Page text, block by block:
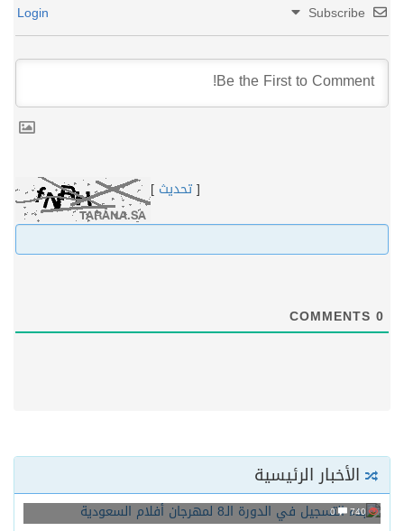
Subscribe
[تحديث ]
0
الأخبار الرئيسية
740
0
بدء التسجيل في الدورة الـ8 لمهرجان أفلام السعودية
الكفاح نيوز تستعرض انجازاتها خلال 3 أشهر من إنطلاقتها .